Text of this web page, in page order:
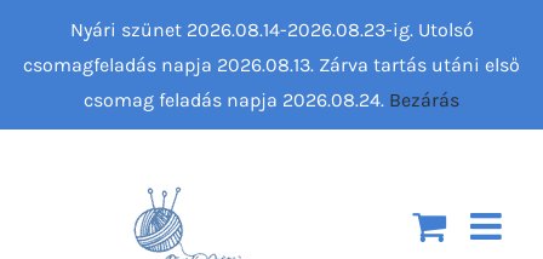
Nyári szünet 2026.08.14-2026.08.23-ig. Utolsó
csomagfeladás napja 2026.08.13. Zárva tartás utáni első
csomag feladás napja 2026.08.24. Bezárás